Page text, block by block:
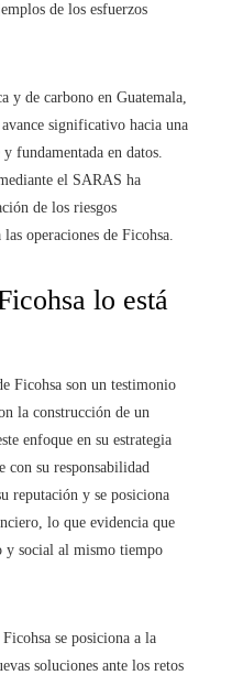
de los esfuerzos
y de carbono en Guatemala,
significativo hacia una
fundamentada en datos.
el SARAS ha
de los riesgos
operaciones de Ficohsa.
lo está
Ficohsa son un testimonio
la construcción de un
enfoque en su estrategia
con su responsabilidad
reputación y se posiciona
lo que evidencia que
y social al mismo tiempo
se posiciona a la
soluciones ante los retos